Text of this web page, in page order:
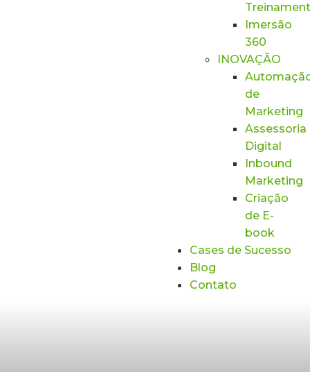
Imersão
360
INOVAÇÃO
de
Marketing
Assessoria
Digital
Inbound
Marketing
Criação
de E-
book
Cases de Sucesso
Blog
Contato